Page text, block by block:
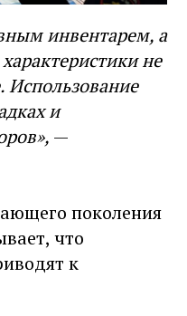
инвентарем, а
не
и
—
поколения
что
к